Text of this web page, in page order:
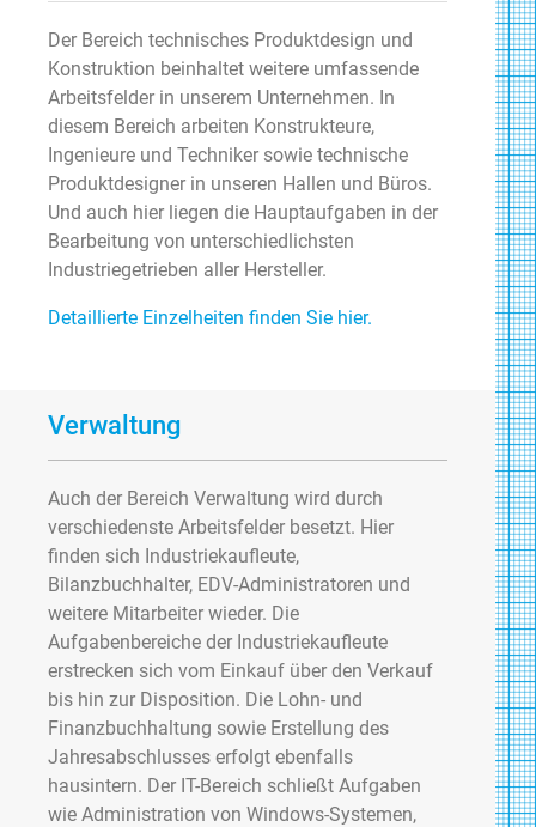
Der Bereich technisches Produktdesign und
Konstruktion beinhaltet weitere umfassende
Arbeitsfelder in unserem Unternehmen. In
diesem Bereich arbeiten Konstrukteure,
Ingenieure und Techniker sowie technische
Produktdesigner in unseren Hallen und Büros.
Und auch hier liegen die Hauptaufgaben in der
Bearbeitung von unterschiedlichsten
Industriegetrieben aller Hersteller.
Detaillierte Einzelheiten finden Sie hier.
Verwaltung
Auch der Bereich Verwaltung wird durch
verschiedenste Arbeitsfelder besetzt. Hier
finden sich Industriekaufleute,
Bilanzbuchhalter, EDV-Administratoren und
weitere Mitarbeiter wieder. Die
Aufgabenbereiche der Industriekaufleute
erstrecken sich vom Einkauf über den Verkauf
bis hin zur Disposition. Die Lohn- und
Finanzbuchhaltung sowie Erstellung des
Jahresabschlusses erfolgt ebenfalls
hausintern. Der IT-Bereich schließt Aufgaben
wie Administration von Windows-Systemen,